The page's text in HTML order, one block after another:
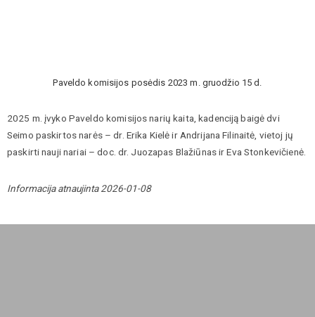
Paveldo komisijos posėdis 2023 m. gruodžio 15 d.
2025 m. įvyko Paveldo komisijos narių kaita, kadenciją baigė dvi
Seimo paskirtos narės – dr. Erika Kielė ir Andrijana Filinaitė, vietoj jų
paskirti nauji nariai – doc. dr. Juozapas Blažiūnas ir Eva Stonkevičienė.
Informacija atnaujinta 2026-01-08